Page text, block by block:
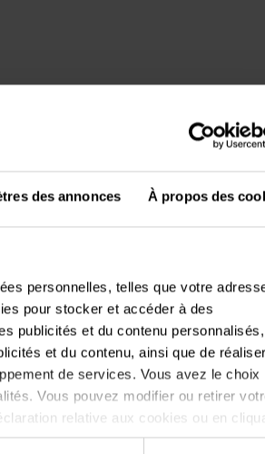
des annonces À propos des
personnelles, telles que votre
pour stocker et accéder à des
publicités et du contenu personnalisés,
et du contenu, ainsi que de réaliser
de services. Vous avez le choix
Vous pouvez modifier ou retirer
relative aux cookies ou en